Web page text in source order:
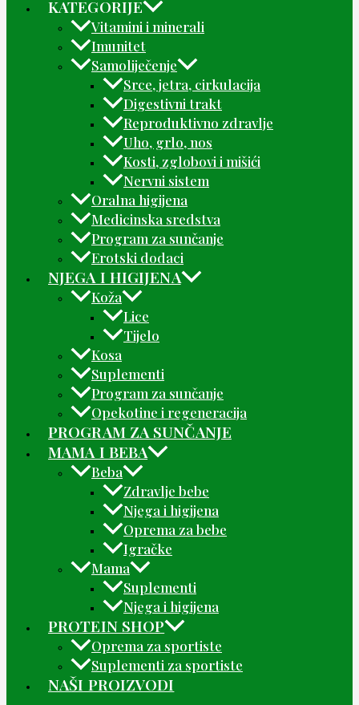
KATEGORIJE
Vitamini i minerali
Imunitet
Samoliječenje
Srce, jetra, cirkulacija
Digestivni trakt
Reproduktivno zdravlje
Uho, grlo, nos
Kosti, zglobovi i mišići
Nervni sistem
Oralna higijena
Medicinska sredstva
Program za sunčanje
Erotski dodaci
NJEGA I HIGIJENA
Koža
Lice
Tijelo
Kosa
Suplementi
Program za sunčanje
Opekotine i regeneracija
PROGRAM ZA SUNČANJE
MAMA I BEBA
Beba
Zdravlje bebe
Njega i higijena
Oprema za bebe
Igračke
Mama
Suplementi
Njega i higijena
PROTEIN SHOP
Oprema za sportiste
Suplementi za sportiste
NAŠI PROIZVODI